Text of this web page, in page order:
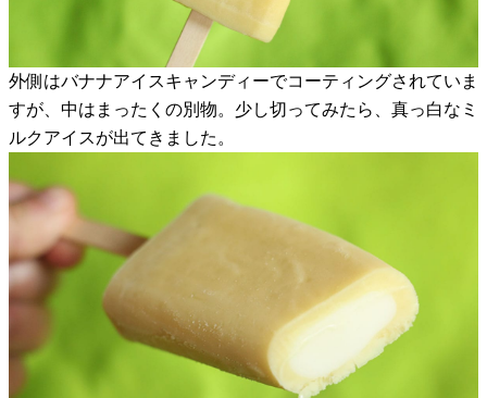
外側はバナナアイスキャンディーでコーティングされていま
すが、中はまったくの別物。少し切ってみたら、真っ白なミ
ルクアイスが出てきました。